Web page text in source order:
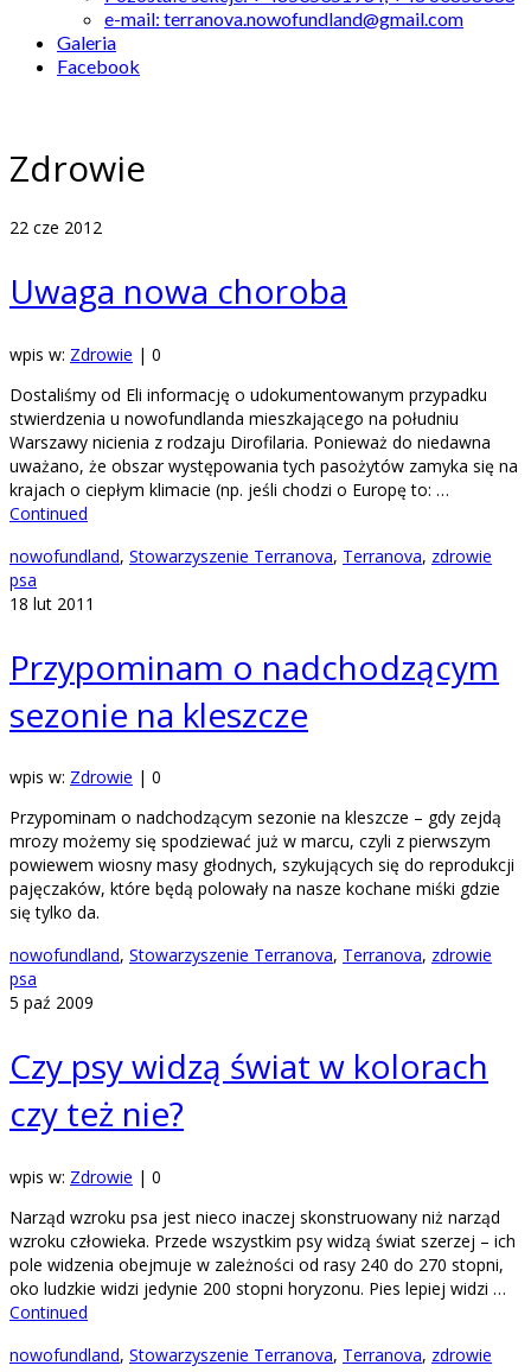
e-mail: terranova.nowofundland@gmail.com
Galeria
Facebook
Zdrowie
22 cze 2012
Uwaga nowa choroba
wpis w: Zdrowie | 0
Dostaliśmy od Eli informację o udokumentowanym przypadku
stwierdzenia u nowofundlanda mieszkającego na południu
Warszawy nicienia z rodzaju Dirofilaria. Ponieważ do niedawna
uważano, że obszar występowania tych pasożytów zamyka się na
krajach o ciepłym klimacie (np. jeśli chodzi o Europę to: …
Continued
nowofundland, Stowarzyszenie Terranova, Terranova, zdrowie
psa
18 lut 2011
Przypominam o nadchodzącym
sezonie na kleszcze
wpis w: Zdrowie | 0
Przypominam o nadchodzącym sezonie na kleszcze – gdy zejdą
mrozy możemy się spodziewać już w marcu, czyli z pierwszym
powiewem wiosny masy głodnych, szykujących się do reprodukcji
pajęczaków, które będą polowały na nasze kochane miśki gdzie
się tylko da.
nowofundland, Stowarzyszenie Terranova, Terranova, zdrowie
psa
5 paź 2009
Czy psy widzą świat w kolorach
czy też nie?
wpis w: Zdrowie | 0
Narząd wzroku psa jest nieco inaczej skonstruowany niż narząd
wzroku człowieka. Przede wszystkim psy widzą świat szerzej – ich
pole widzenia obejmuje w zależności od rasy 240 do 270 stopni,
oko ludzkie widzi jedynie 200 stopni horyzonu. Pies lepiej widzi …
Continued
nowofundland, Stowarzyszenie Terranova, Terranova, zdrowie